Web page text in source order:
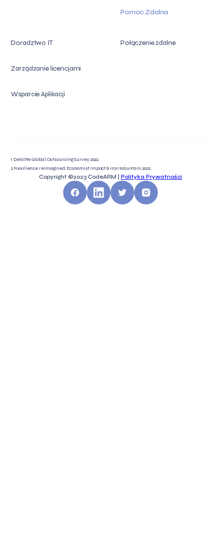
Doradztwo IT
Zarządzanie licencjami
Wsparcie Aplikacji
Pomoc Zdalna
Połączenie zdalne
1 Deloitte Global Outsourcing Survey 2022.
2 Resilience reimagined, Economist Impact & Iron Mountain, 2022
Copyright ©2023 CodeARM | Polityka Prywatności